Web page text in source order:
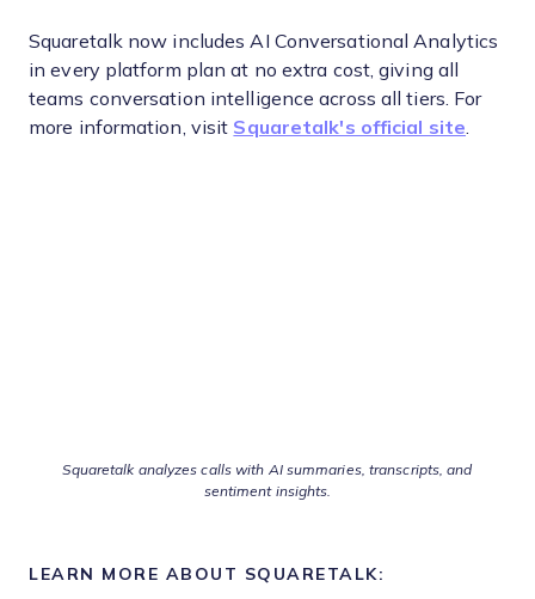
Squaretalk analyzes calls with AI summaries, transcripts, and
sentiment insights.
Squaretalk now includes AI Conversational Analytics
in every platform plan at no extra cost, giving all
teams conversation intelligence across all tiers. For
more information, visit Squaretalk's official site
LEARN MORE ABOUT SQUARETALK: